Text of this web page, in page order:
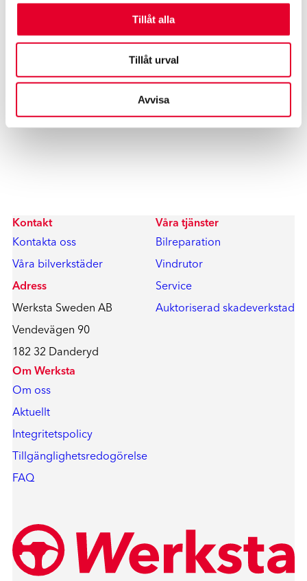
Tillåt alla
Tillåt urval
Avvisa
Vi hjälper dig hela vägen
Boka besiktning idag
Boka skadebesiktningHitta verkstad
Kontakt
Kontakta oss
Våra bilverkstäder
Adress
Werksta Sweden AB
Vendevägen 90
182 32 Danderyd
Våra tjänster
Bilreparation
Vindrutor
Service
Auktoriserad skadeverkstad
Om Werksta
Om oss
Aktuellt
Integritetspolicy
Tillgänglighetsredogörelse
FAQ